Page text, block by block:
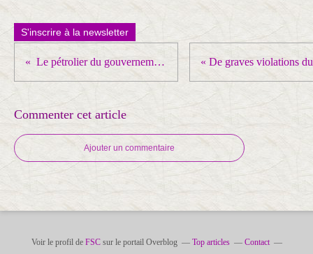
S'inscrire à la newsletter
Le pétrolier du gouvernement russe est arrivé à Cuba avec son aide humanitaire
Commenter cet article
Ajouter un commentaire
Voir le profil de FSCsur le portail Overblog Top articles Contact